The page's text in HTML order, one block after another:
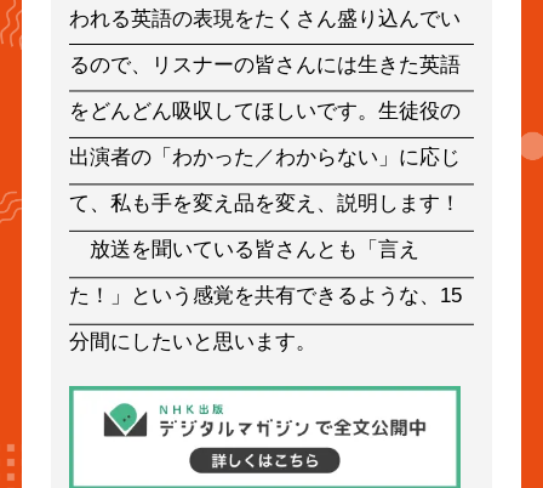
われる英語の表現をたくさん盛り込んでい
るので、リスナーの皆さんには生きた英語
をどんどん吸収してほしいです。生徒役の
出演者の「わかった／わからない」に応じ
て、私も手を変え品を変え、説明します！
放送を聞いている皆さんとも「言え
た！」という感覚を共有できるような、15
分間にしたいと思います。